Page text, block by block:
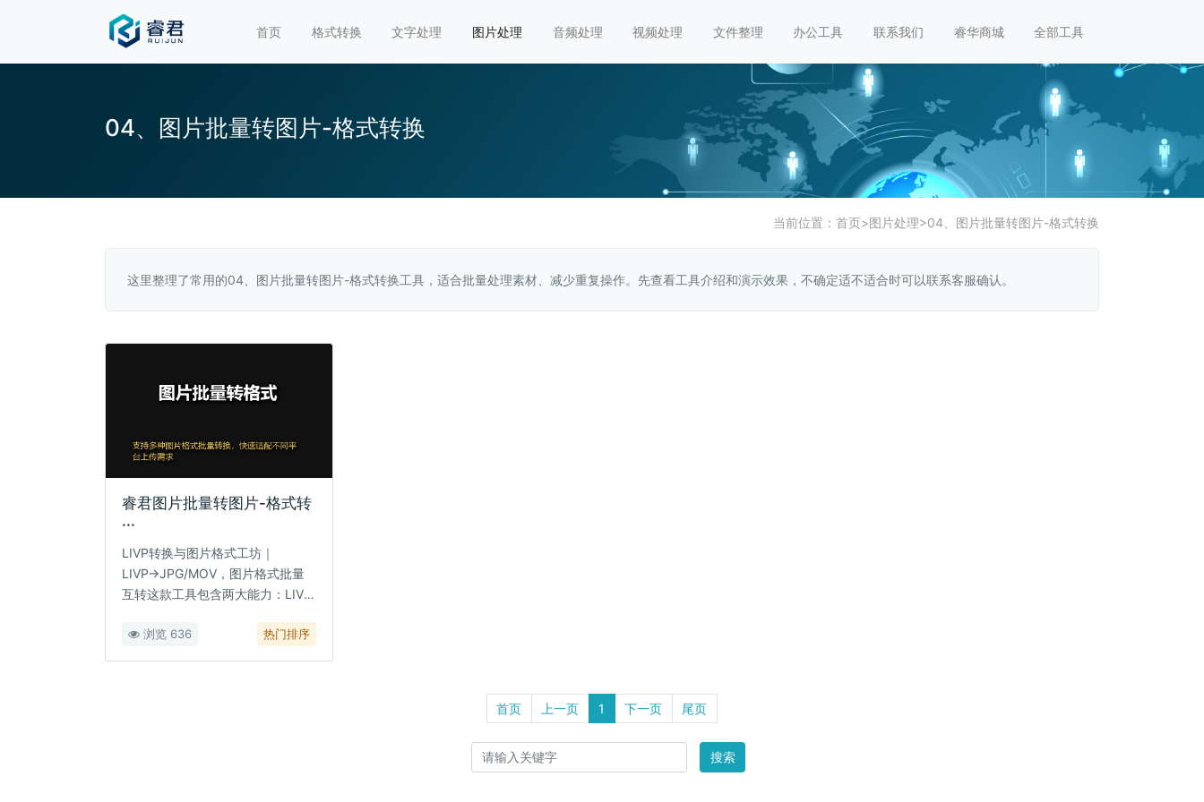
首页 格式转换 文字处理 图片处理 音频处理 视频处理 文件整理 办公工具 联系我们 睿华商城 全部工具
04、图片批量转图片-格式转换
当前位置： 首页>图片处理>04、图片批量转图片-格式转换
这里整理了常用的04、图片批量转图片-格式转换工具，适合批量处理素材、减少重复操作。先查看工具介绍和演示效果，不确定适不适合时可以联系客服确认。
睿君图片批量转图片-格式转
···
LIVP转换与图片格式工坊｜
LIVP→JPG/MOV，图片格式批量
互转这款工具包含两大能力：LIVP
浏览 636 热门排序
首页 上一页 1 下一页 尾页
搜索